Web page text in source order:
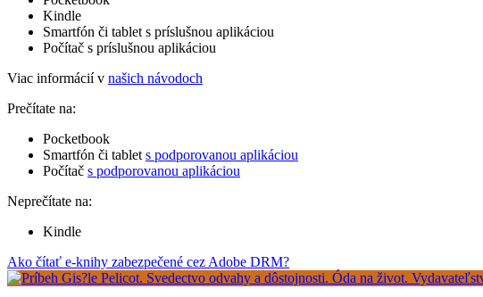
Kindle
Smartfón či tablet s príslušnou aplikáciou
Počítač s príslušnou aplikáciou
Viac informácií v našich návodoch
Prečítate na:
Pocketbook
Smartfón či tablet s podporovanou aplikáciou
Počítač s podporovanou aplikáciou
Neprečítate na:
Kindle
Ako čítať e-knihy zabezpečené cez Adobe DRM?